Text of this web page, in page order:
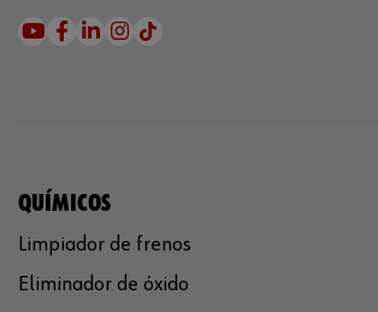
QUÍMICOS
Limpiador de frenos
Eliminador de óxido